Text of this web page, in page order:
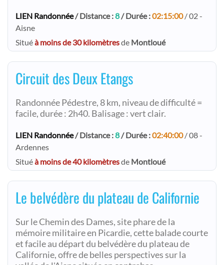
LIEN Randonnée/ Distance :8/ Durée :02:15:00/ 02 -
Aisne
Situéà moins de 30 kilomètresde Montloué
Circuit des Deux Etangs
Randonnée Pédestre, 8 km, niveau de difficulté =
facile, durée : 2h40. Balisage : vert clair.
LIEN Randonnée/ Distance :8/ Durée :02:40:00/ 08 -
Ardennes
Situéà moins de 40 kilomètresde Montloué
Le belvédère du plateau de Californie
Sur le Chemin des Dames, site phare de la
mémoire militaire en Picardie, cette balade courte
et facile au départ du belvédère du plateau de
Californie, offre de belles perspectives sur la